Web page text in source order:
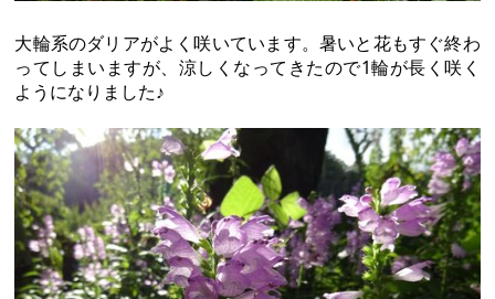
大輪系のダリアがよく咲いています。暑いと花もすぐ終わ
ってしまいますが、涼しくなってきたので1輪が長く咲く
ようになりました♪